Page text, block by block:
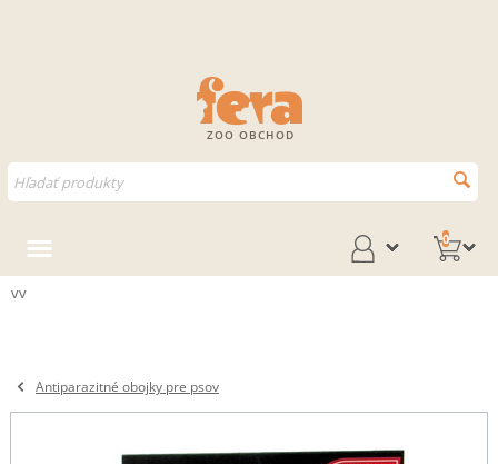
ZOO OBCHOD
0
vv
Antiparazitné obojky pre psov